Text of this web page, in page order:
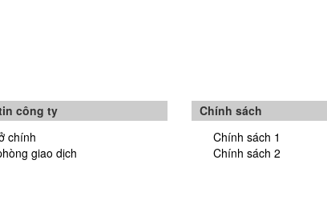
công ty
chính
giao dịch
Chính sách
Chính sách 1
Chính sách 2